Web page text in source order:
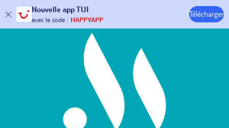
Nouvelle app TUI
30€ offerts*sur votre
avec le code : HAPPYAPP
Télécharger
Hôtels & Clubs